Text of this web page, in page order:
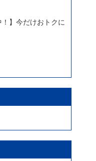
！】今だけおトクに